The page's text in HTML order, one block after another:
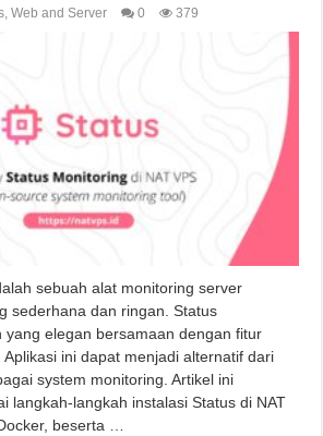
,Web and Server 0 379
sebuah alat monitoring server
sederhana dan ringan. Status
yang elegan bersamaan dengan fitur
ini dapat menjadi alternatif dari
system monitoring. Artikel ini
langkah-langkah instalasi Status di NAT
beserta …